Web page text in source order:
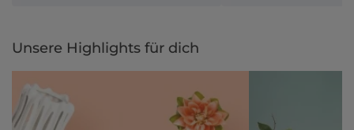
Unsere Highlights für dich